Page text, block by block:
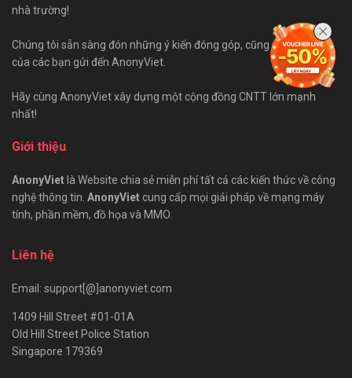
nhà trường!
Chúng tôi sẵn sàng đón những ý kiến đóng góp, cũng như bài viết
của các bạn gửi đến AnonyViet.
Hãy cùng AnonyViet xây dựng một cộng đồng CNTT lớn mạnh
nhất!
Giới thiệu
AnonyVietlà Website chia sẻ miễn phí tất cả các kiến thức về công
nghệ thông tin. AnonyViet cung cấp mọi giải pháp về mạng máy
tính, phần mềm, đồ họa và MMO.
Liên hệ
Email: support[@]anonyviet.com
1409 Hill Street #01-01A
Old Hill Street Police Station
Singapore 179369